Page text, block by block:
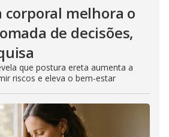
corporal melhora o
de decisões,
que postura ereta aumenta a
riscos e eleva o bem-estar